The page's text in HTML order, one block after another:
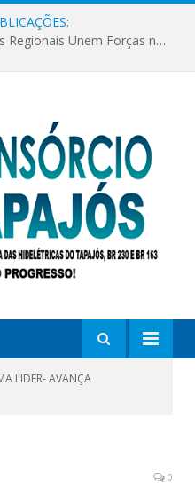
Consórcio Tapajós e Lideranças Regionais Unem Forças no Movimento Avança Tapajós.
LIDER- AVANÇA
0